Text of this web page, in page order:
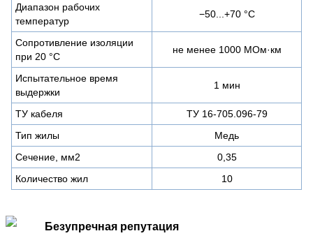
Диапазон рабочих
температур
−50...+70 °C
Сопротивление изоляции
при 20 °С
не менее 1000 МОм·км
Испытательное время
выдержки
1 мин
ТУ кабеля
ТУ 16-705.096-79
Тип жилы
Медь
Сечение, мм2
0,35
Количество жил
10
Безупречная репутация